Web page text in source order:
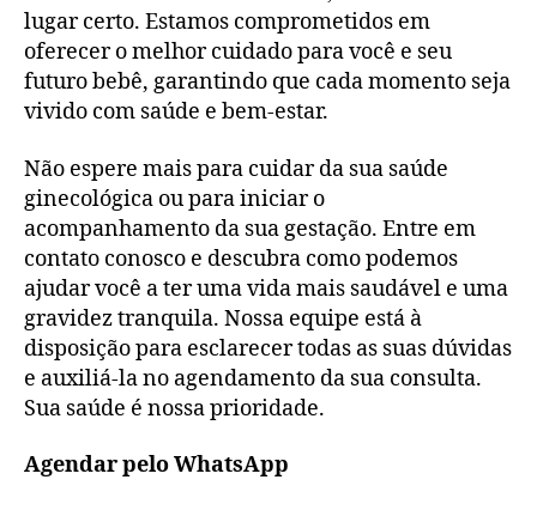
lugar certo. Estamos comprometidos em
oferecer o melhor cuidado para você e seu
futuro bebê, garantindo que cada momento seja
vivido com saúde e bem-estar.
Não espere mais para cuidar da sua saúde
ginecológica ou para iniciar o
acompanhamento da sua gestação. Entre em
contato conosco e descubra como podemos
ajudar você a ter uma vida mais saudável e uma
gravidez tranquila. Nossa equipe está à
disposição para esclarecer todas as suas dúvidas
e auxiliá-la no agendamento da sua consulta.
Sua saúde é nossa prioridade.
Agendar pelo WhatsApp